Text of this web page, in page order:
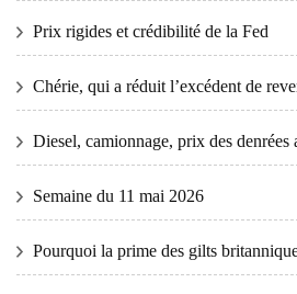
Prix ​​​​rigides et crédibilité de la Fed
Chérie, qui a réduit l’excédent de
Diesel, camionnage, prix des
Semaine du 11 mai 2026
Pourquoi la prime des gilts